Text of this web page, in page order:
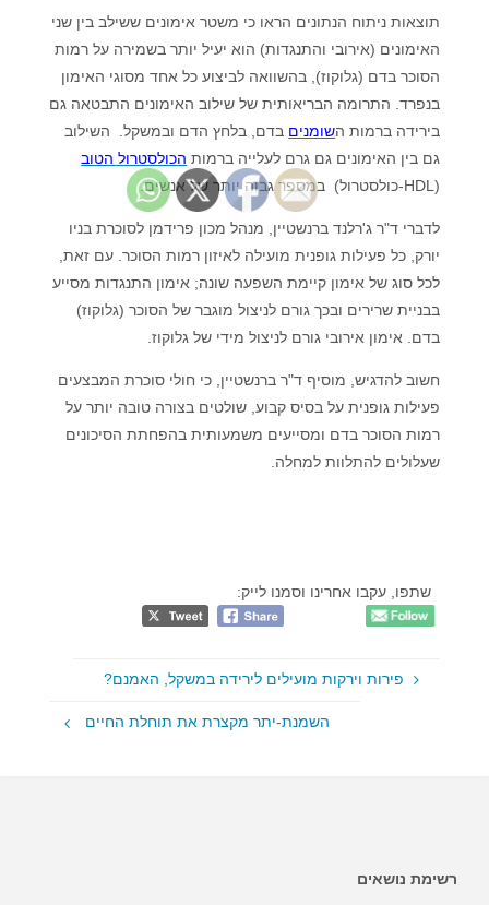
תוצאות ניתוח הנתונים הראו כי משטר אימונים ששילב בין שני
האימונים (אירובי והתנגדות) הוא יעיל יותר בשמירה על רמות
הסוכר בדם (גלוקוז), בהשוואה לביצוע כל אחד מסוגי האימון
בנפרד. התרומה הבריאותית של שילוב האימונים התבטאה גם
בירידה ברמות השומנים בדם, בלחץ הדם ובמשקל. השילוב
גם בין האימונים גם גרם לעלייה ברמות הכולסטרול הטוב
(HDL-כולסטרול) במספר גבוה יותר של אנשים.
לדברי ד"ר ג'רלנד ברנשטיין, מנהל מכון פרידמן לסוכרת בניו
יורק, כל פעילות גופנית מועילה לאיזון רמות הסוכר. עם זאת,
לכל סוג של אימון קיימת השפעה שונה; אימון התנגדות מסייע
בבניית שרירים ובכך גורם לניצול מוגבר של הסוכר (גלוקוז)
בדם. אימון אירובי גורם לניצול מידי של גלוקוז.
חשוב להדגיש, מוסיף ד"ר ברנשטיין, כי חולי סוכרת המבצעים
פעילות גופנית על בסיס קבוע, שולטים בצורה טובה יותר על
רמות הסוכר בדם ומסייעים משמעותית בהפחתת הסיכונים
שעלולים להתלוות למחלה.
שתפו, עקבו אחרינו וסמנו לייק:
פירות וירקות מועילים לירידה במשקל, האמנם?
השמנת-יתר מקצרת את תוחלת החיים
רשימת נושאים